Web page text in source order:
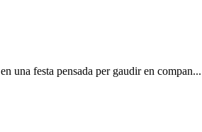
una festa pensada per gaudir en compan...